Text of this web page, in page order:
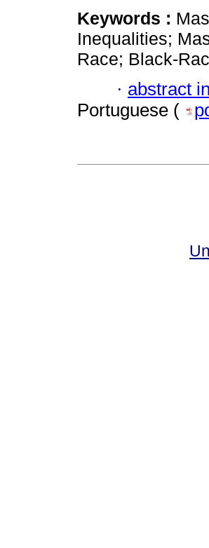
Keywords :
Inequalities;
Race; Black-
· abstract
Portuguese (